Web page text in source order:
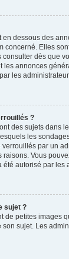
en dessous des
concerné. Elles
dès que
les annonces
les
?
des sujets dans
les
verrouillés par un
raisons. Vous
été autorisé par les
sujet ?
de petites images
son sujet. Les